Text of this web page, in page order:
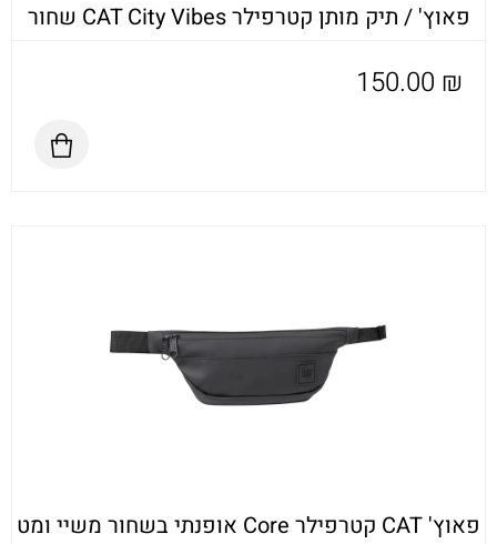
פאוץ' / תיק מותן קטרפילר CAT City Vibes שחור
150.00 ₪
פאוץ' CAT קטרפילר Core אופנתי בשחור משיי ומט